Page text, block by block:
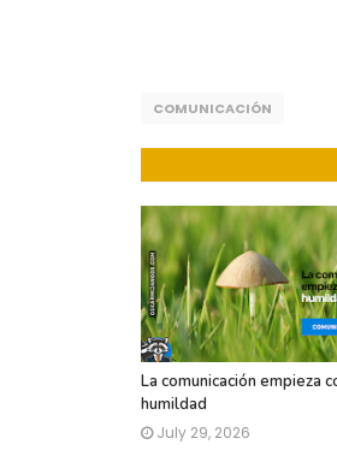
COMUNICACIÓN
La comunicación empieza
humildad
July 29, 2026